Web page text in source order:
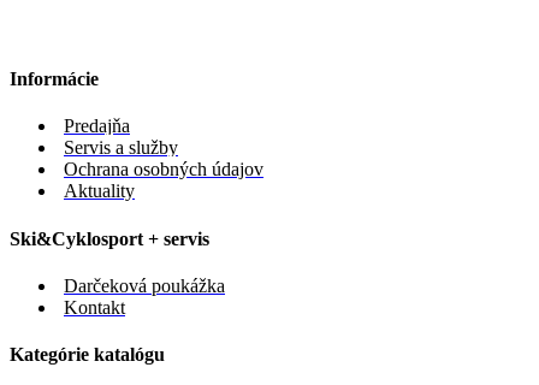
Informácie
Predajňa
Servis a služby
Ochrana osobných údajov
Aktuality
Ski&Cyklosport + servis
Darčeková poukážka
Kontakt
Kategórie katalógu